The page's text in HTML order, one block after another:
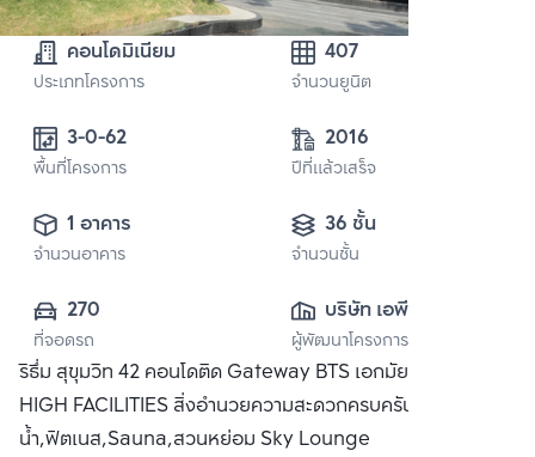
คอนโดมิเนียม
ประเภทโครงการ
407
จำนวนยูนิต
3-0-62
พื้นที่โครงการ
2016
ปีที่แล้วเสร็จ
1 อาคาร
จำนวนอาคาร
36 ชั้น
จำนวนชั้น
270
ที่จอดรถ
บริษัท เอพี (ไทย
แลนด์)
จำกัด(มหาชน)
ผู้พัฒนาโครงการ
ริธึ่ม สุขุมวิท 42 คอนโดติด Gateway BTS เอกมัย พร้อม SKY
HIGH FACILITIES สิ่งอำนวยความสะดวกครบครัน อาทิ สระว่าย
น้ำ,ฟิตเนส,Sauna,สวนหย่อม Sky Lounge